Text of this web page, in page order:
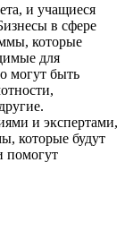
и учащиеся
в сфере
которые
для
могут быть
и экспертами,
которые будут
помогут